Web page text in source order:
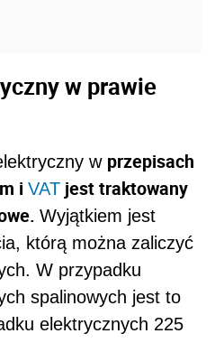
w prawie
w przepisach
i VAT jest traktowany
Wyjątkiem jest
którą można zaliczyć
W przypadku
spalinowych jest to
elektrycznych 225